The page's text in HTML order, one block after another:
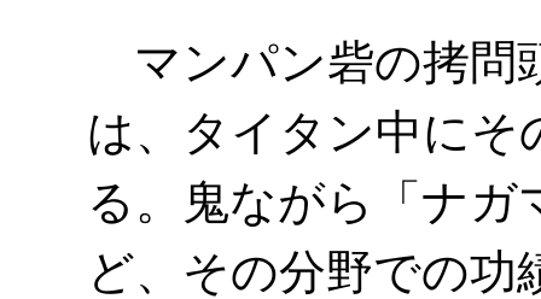
マンパン砦の拷問
は、タイタン中にそ
る。鬼ながら「ナガ
ど、その分野での功